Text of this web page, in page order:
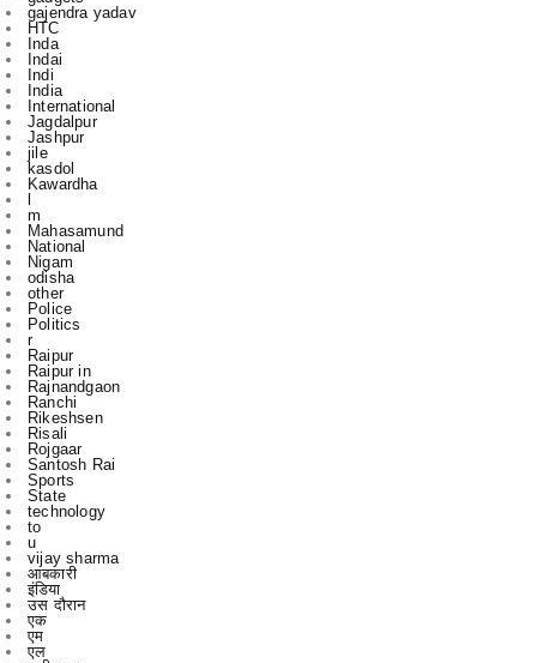
Indi
India
International
Jagdalpur
Jashpur
jile
kasdol
Kawardha
l
m
Mahasamund
National
Nigam
odisha
other
Police
Politics
r
Raipur
Raipur in
Rajnandgaon
Ranchi
Rikeshsen
Risali
Rojgaar
Santosh Rai
Sports
State
technology
to
u
vijay sharma
आबकारी
इंडिया
उस दौरान
एक
एम
एल
कबीरधाम
कवर्ध
कवर्धा
कसडोल